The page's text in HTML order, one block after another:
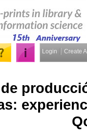
Login Create